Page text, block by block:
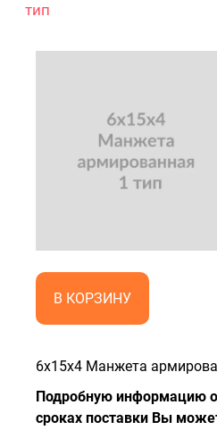
тип
В КОРЗИНУ
6x15x4 Манжета
Подробную информацию
сроках поставки Вы